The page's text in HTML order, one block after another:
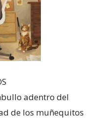
adentro del
de los muñequitos